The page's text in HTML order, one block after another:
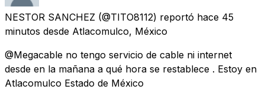
NESTOR SANCHEZ (@TITO8112) reportó hace 45
minutos desde Atlacomulco, México
@Megacable no tengo servicio de cable ni internet
desde en la mañana a qué hora se restablece . Estoy en
Atlacomulco Estado de México